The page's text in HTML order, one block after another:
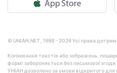
© UNIAN.NET, 1998 - 2026 Усі права
Копіювання текстів або зображень,
формі забороняється без письмової
УНІАН дозволено за умови відкритого